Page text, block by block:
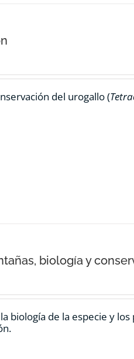
del urogallo (
biología y
biología de la especie y